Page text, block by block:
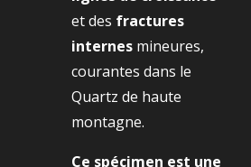
et des fractures
internes mineures,
courantes dans le
Quartz de haute
montagne.
Ce spécimen est une